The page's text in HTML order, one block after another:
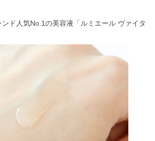
ド人気No.1の美容液「ルミエール ヴァイタ